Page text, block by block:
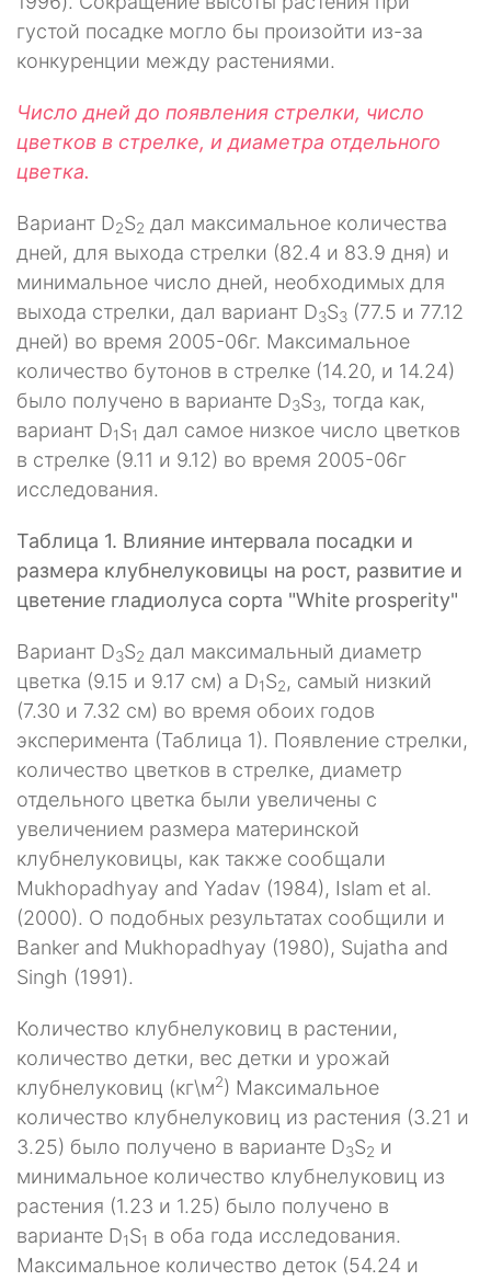
густой посадке могло бы произойти из-за
конкуренции между растениями.
Число дней до появления стрелки, число
цветков в стрелке, и диаметра отдельного
цветка.
Вариант D2S2 дал максимальное количества
дней, для выхода стрелки (82.4 и 83.9 дня) и
минимальное число дней, необходимых для
выхода стрелки, дал вариант D3S3 (77.5 и 77.12
дней) во время 2005-06г. Максимальное
количество бутонов в стрелке (14.20, и 14.24)
было получено в варианте D3S3, тогда как,
вариант D1S1 дал самое низкое число цветков
в стрелке (9.11 и 9.12) во время 2005-06г
исследования.
Таблица 1. Влияние интервала посадки и
размера клубнелуковицы на рост, развитие и
цветение гладиолуса сорта "White prosperity"
Вариант D3S2 дал максимальный диаметр
цветка (9.15 и 9.17 см) а D1S2, самый низкий
(7.30 и 7.32 см) во время обоих годов
эксперимента (Таблица 1). Появление стрелки,
количество цветков в стрелке, диаметр
отдельного цветка были увеличены с
увеличением размера материнской
клубнелуковицы, как также сообщали
Mukhopadhyay and Yadav (1984), Islam et al.
(2000). О подобных результатах сообщили и
Banker and Mukhopadhyay (1980), Sujatha and
Singh (1991).
Количество клубнелуковиц в растении,
количество детки, вес детки и урожай
клубнелуковиц (кг\м2) Максимальное
количество клубнелуковиц из растения (3.21 и
3.25) было получено в варианте D3S2 и
минимальное количество клубнелуковиц из
растения (1.23 и 1.25) было получено в
варианте D1S1 в оба года исследования.
Максимальное количество деток (54.24 и